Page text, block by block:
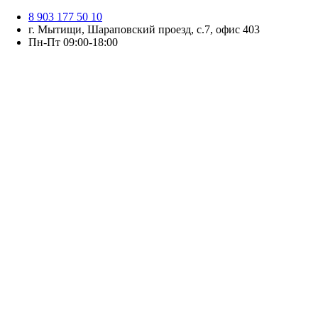
8 903 177 50 10
г. Мытищи, Шараповский проезд, с.7, офис 403
Пн-Пт 09:00-18:00